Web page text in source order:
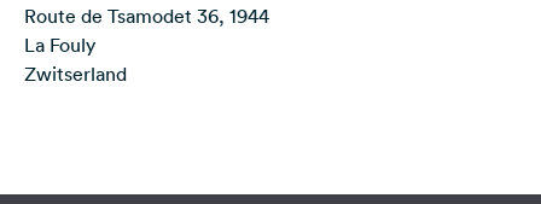
op
social
media
Route de Tsamodet 36, 1944
La Fouly
Zwitserland